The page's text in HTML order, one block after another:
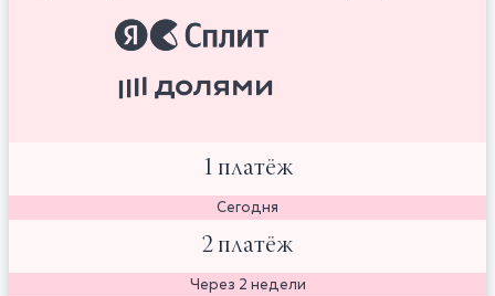
1 платёж
Сегодня
2 платёж
Через 2 недели